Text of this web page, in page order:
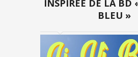
INSPIRÉE DE LA BD
BLEU »